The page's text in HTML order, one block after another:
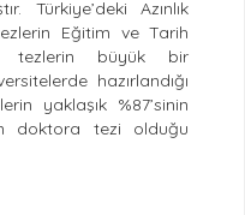
Türkiye’deki Azınlık
Eğitim ve Tarih
tezlerin büyük bir
hazırlandığı
yaklaşık %87’sinin
doktora tezi olduğu